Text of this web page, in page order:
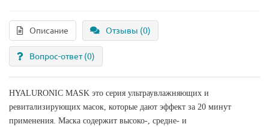
Описание Отзывы (0)
Вопрос-ответ(0)
HYALURONIC MASK это серия ультраувлажняющих и
ревитализирующих масок, которые дают эффект за 20 минут
применения. Маска содержит высоко-, средне- и